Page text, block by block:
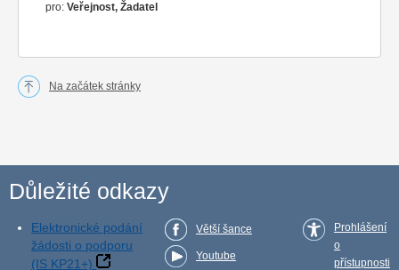
pro: Veřejnost, Žadatel
Na začátek stránky
Důležité odkazy
Elektronické podání
žádosti o podporu
(IS KP21+)
Větší šance
Youtube
Prohlášení
o
přístupnosti